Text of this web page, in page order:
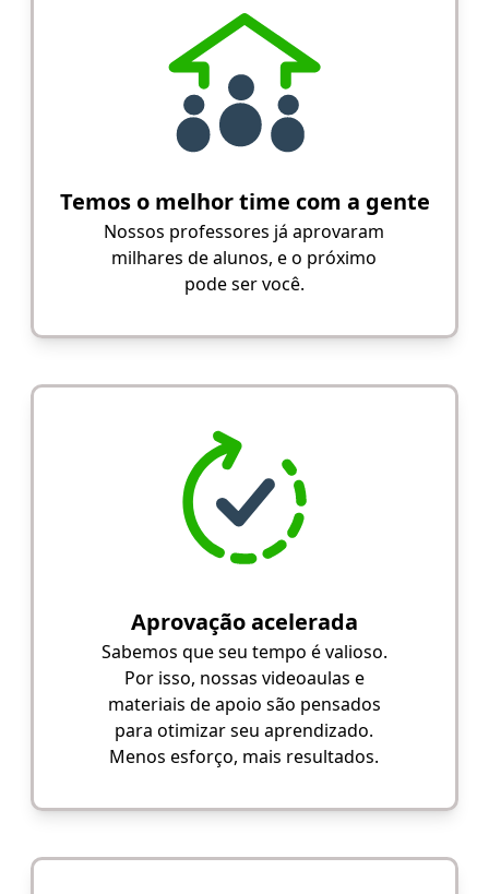
Temos o melhor time com a gente
Nossos professores já aprovaram
milhares de alunos, e o próximo
pode ser você.
Aprovação acelerada
Sabemos que seu tempo é valioso.
Por isso, nossas videoaulas e
materiais de apoio são pensados
para otimizar seu aprendizado.
Menos esforço, mais resultados.